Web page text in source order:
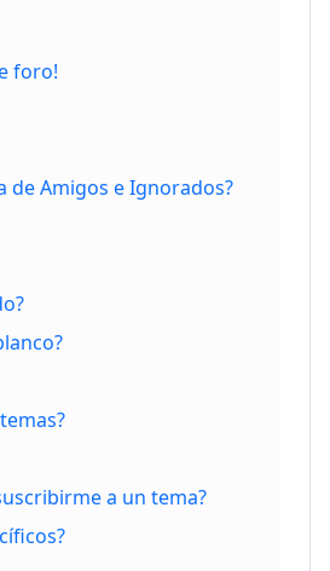
foro!
de Amigos e Ignorados?
a un tema?